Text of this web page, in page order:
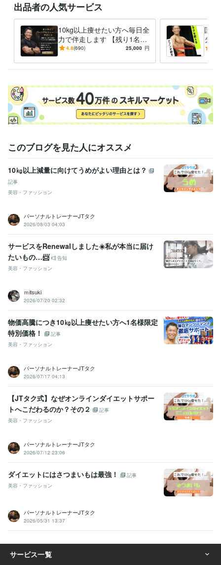
管理 / 経理 経験年数 : 3年
人事 / 中途採用 経験年数 : 3年
ライフスタイル・その他 / 講師・インストラクター 経験年数 : 17年
職歴
オンラインパーソナルトレーナー
株式会社ＳＯＹＯＫＡＺＥ
ゴールドジム プロトレーナー 2010年3月 ~ 2013年2月
スポーツクラブワウディ※INSPAへ変更 店舗責任者
2003年3月 ~ 20
10年2月
陸上自衛隊 特科所属 2001年3月 ~ 2003年2月
埼玉県ボディビル大会 65kg級 優勝
埼玉県パワーリフティング大会 7
4kg級 優勝
埼玉県オープンメンズフィジーク大会 第3位
東日本メンズフィジーク大会 6位
全
日本実業団ベンチプレス大会 6位 オールジャパンメンズフィジーク大
会 出場
マッスルゲートさいたまメンズフィジーク大会 出場
SAMUR
AI2026出場
柔道整復師 取得年 : 2012年
ビジネス・クリエイティブツール
Excel:27年Word:27年
ダイエット
パーソナルトレーナー
ボディメイク
トレーニングメニュー
オンラインレッスン・習い事 １ヶ月徹底サポート
ダイエット ダイエット食事
トレーニングメニュー
ダイエットメニュー
さいたま柔整専門学校 2010年3月 ~ 2013年2月
出品者の人気サービス
10kg以上痩せたい方へ毎日全
力で伴走します 【残り1名
様】通常42,000円 →25,000
4.8(690) 25,000 円
国家
ダイ
分で
このブログを見た人にオススメ
10㎏以上減量に向けてうめがよい理由とは？
記事
美容・ファッション
パーソナルトレーナーJTタク
2026/08/03 04:03
サービスをRenewalしました☀️私が本当に届け
たいもの…📨
告知
美容・ファッション
ｍitsuki
2026/07/20 02:32
物価高騰につき10㎏以上痩せたい方へ1名様限定
特別価格！
記事
美容・ファッション
パーソナルトレーナーJTタク
2026/07/17 04:13
【JTタク式】なぜオンラインダイエットサポー
トへこだわるのか？その２
記事
美容・ファッション
パーソナルトレーナーJTタク
2026/07/12 23:06
ダイエットにはさつまいもは最強！
記事
美容・ファッション
パーソナルトレーナーJTタク
2026/05/31 13:37